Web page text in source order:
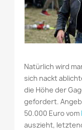
Natürlich wird
sich nackt
die Höhe der
gefordert.
50.000 Euro vom
auszieht,